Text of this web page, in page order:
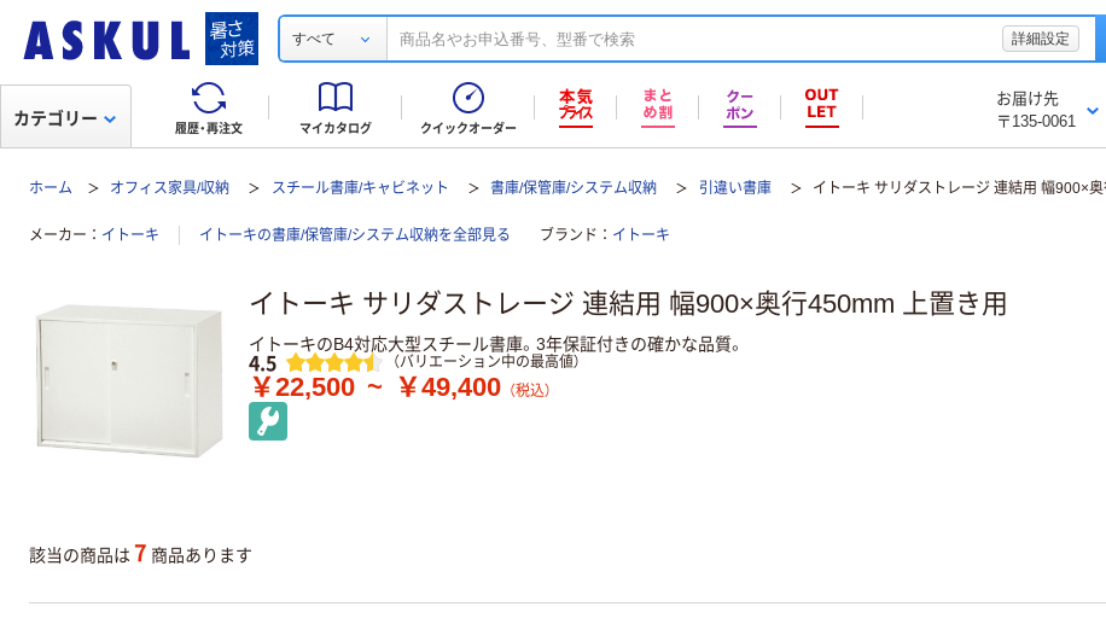
すべて 詳細設定
履歴・再注文 マイカタログ クイックオーダー
お届け先
〒135-0061
カテゴリー
ホーム オフィス家具/収納 スチール書庫/キャビネット 書庫/保管庫/システム収納 引違い書庫 イトーキ サリダストレージ 連結用 幅900×
メーカー イトーキ イトーキの書庫/保管庫/システム収納を全部見る ブランド イトーキ
イトーキ サリダストレージ 連結用 幅900×奥行450mm 上置き用
イトーキのB4対応大型スチール書庫。3年保証付きの確かな品質。
レビュー
4.5 （バリエーション中の最高値）
￥22,500 ~ ￥49,400 （税込）
該当の商品は 7 商品あります